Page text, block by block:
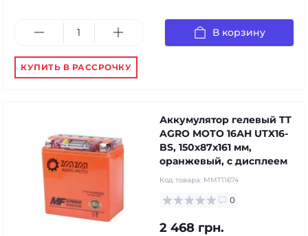
В корзину
КУПИТЬ В РАССРОЧКУ
Аккумулятор гелевый TT
AGRO MOTO 16АH UTX16-
BS, 150х87х161 мм,
оранжевый, с дисплеем
Код товара: MMT11674
0
2 468 грн.